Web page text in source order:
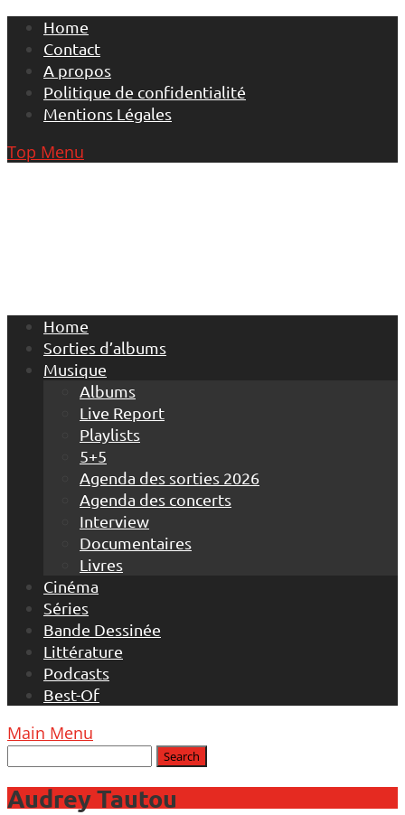
Skip
content
Home
Contact
A propos
Politique de confidentialité
Mentions Légales
Top Menu
Home
Sorties d’albums
Musique
Albums
Live Report
Playlists
5+5
Agenda des sorties 2026
Agenda des concerts
Interview
Documentaires
Livres
Cinéma
Séries
Bande Dessinée
Littérature
Podcasts
Best-Of
Main Menu
Audrey Tautou